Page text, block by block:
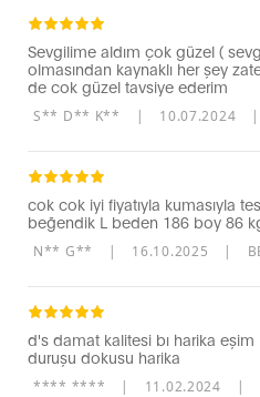
Sevgilime aldım çok güzel (
olmasından kaynaklı her şey
de cok güzel tavsiye ederim
S** D** K** | 10.07.2024 |
cok cok iyi fiyatıyla kumasıyla
beğendik L beden 186 boy 86
N** G** | 16.10.2025 |
d's damat kalitesi bı harika
duruşu dokusu harika
**** **** | 11.02.2024 |